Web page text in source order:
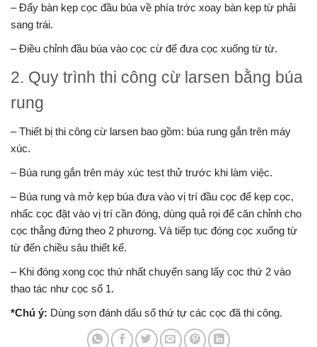
– Đẩy bàn kẹp cọc đầu búa về phía tr­ớc xoay bàn kẹp từ phải
sang trái.
– Điều chỉnh đầu búa vào cọc cừ để đưa cọc xuống từ từ.
2. Quy trình thi công cừ larsen bằng búa
rung
– Thiết bị thi công cừ larsen bao gồm: búa rung gắn trên máy
xúc.
– Búa rung gắn trên máy xúc test thử trước khi làm việc.
– Búa rung và mở kẹp búa đ­ưa vào vị trí đầu cọc để kẹp cọc,
nhấc cọc đ­ặt vào vị trí cần đóng, dùng quả rọi để căn chỉnh cho
cọc thẳng đứng theo 2 ph­ương. Và tiếp tục đóng cọc xuống từ
từ đến chiều sâu thiết kế.
– Khi đóng xong cọc thứ nhất chuyển sang lấy cọc thứ 2 vào
thao tác như­ cọc số 1.
*Chú ý: Dùng sơn đánh dấu số thứ tự các cọc đã thi công.